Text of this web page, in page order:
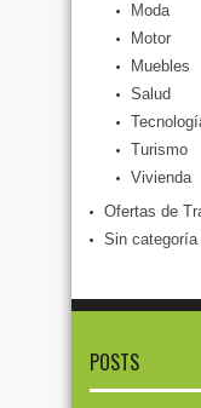
Moda
Motor
Muebles
Salud
Turismo
Vivienda
Ofertas de
Sin categoría
POSTS